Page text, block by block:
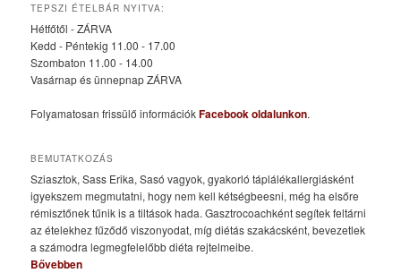
TEPSZI ÉTELBÁR NYITVA:
Hétfőtől - ZÁRVA
Kedd - Péntekig 11.00 - 17.00
Szombaton 11.00 - 14.00
Vasárnap és ünnepnap ZÁRVA
Folyamatosan frissülő információkFacebook oldalunkon.
BEMUTATKOZÁS
Sziasztok, Sass Erika, Sasó vagyok, gyakorló táplálékallergiásként
igyekszem megmutatni, hogy nem kell kétségbeesni, még ha elsőre
rémisztőnek tűnik is a tiltások hada. Gasztrocoachként segítek feltárni
az ételekhez fűződő viszonyodat, míg diétás szakácsként, bevezetlek
a számodra legmegfelelőbb diéta rejtelmeibe.
Bővebben